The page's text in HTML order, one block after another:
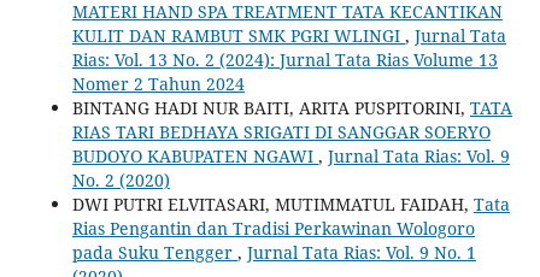
MATERI HAND SPA TREATMENT TATA KECANTIKAN
KULIT DAN RAMBUT SMK PGRI WLINGI , Jurnal Tata
Rias: Vol. 13 No. 2 (2024): Jurnal Tata Rias Volume 13
Nomer 2 Tahun 2024
BINTANG HADI NUR BAITI, ARITA PUSPITORINI, TATA
RIAS TARI BEDHAYA SRIGATI DI SANGGAR SOERYO
BUDOYO KABUPATEN NGAWI , Jurnal Tata Rias: Vol. 9
No. 2 (2020)
DWI PUTRI ELVITASARI, MUTIMMATUL FAIDAH, Tata
Rias Pengantin dan Tradisi Perkawinan Wologoro
pada Suku Tengger , Jurnal Tata Rias: Vol. 9 No. 1